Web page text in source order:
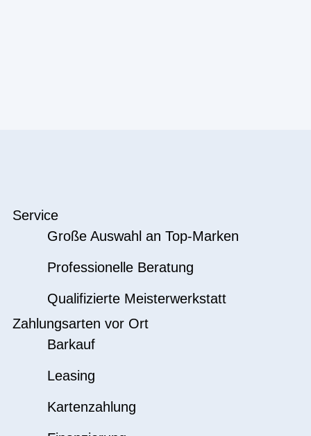
Service
Große Auswahl an Top-Marken
Professionelle Beratung
Qualifizierte Meisterwerkstatt
Zahlungsarten vor Ort
Barkauf
Leasing
Kartenzahlung